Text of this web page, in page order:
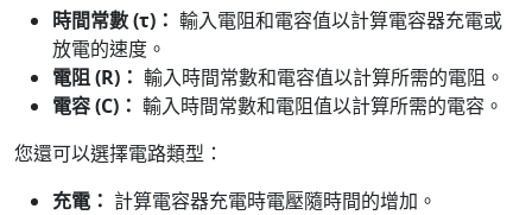
時間常數 (τ)： 輸入電阻和電容值以計算電容器充電或
放電的速度。
電阻 (R)： 輸入時間常數和電容值以計算所需的電阻。
電容 (C)： 輸入時間常數和電阻值以計算所需的電容。
您還可以選擇電路類型：
充電： 計算電容器充電時電壓隨時間的增加。